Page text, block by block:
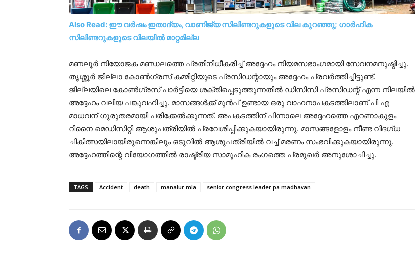
Also Read: ഈ വർഷം ഇതാദ്യം, വാണിജ്യ സിലിണ്ടറുകളുടെ വില കുറഞ്ഞു; ഗാര്‍ഹിക
സിലിണ്ടറുകളുടെ വിലയിൽ മാറ്റമില്ല
മണലൂർ നിയോജക മണ്ഡലത്തെ പ്രതിനിധീകരിച്ച് അദ്ദേഹം നിയമസഭാംഗമായി സേവനമനുഷ്ഠിച്ചു.
തൃശ്ശൂർ ജില്ലാ കോൺഗ്രസ് കമ്മിറ്റിയുടെ പ്രസിഡന്റായും അദ്ദേഹം പ്രവർത്തിച്ചിട്ടുണ്ട്.
ജില്ലയിലെ കോൺഗ്രസ് പാർട്ടിയെ ശക്തിപ്പെടുത്തുന്നതിൽ ഡിസിസി പ്രസിഡന്റ് എന്ന നിലയിൽ
അദ്ദേഹം വലിയ പങ്കുവഹിച്ചു. മാസങ്ങൾക്ക് മുൻപ് ഉണ്ടായ ഒരു വാഹനാപകടത്തിലാണ് പി എ
മാധവന് ഗുരുതരമായി പരിക്കേൽക്കുന്നത്. അപകടത്തിന് പിന്നാലെ അദ്ദേഹത്തെ എറണാകുളം
റിനൈ മെഡിസിറ്റി ആശുപത്രിയിൽ പ്രവേശിപ്പിക്കുകയായിരുന്നു. മാസങ്ങളോളം നീണ്ട വിദഗ്ധ
ചികിത്സയിലായിരുന്നെങ്കിലും ഒടുവിൽ ആശുപത്രിയിൽ വച്ച് മരണം സംഭവിക്കുകയായിരുന്നു.
അദ്ദേഹത്തിന്റെ വിയോഗത്തിൽ രാഷ്ട്രീയ സാമൂഹിക രംഗത്തെ പ്രമുഖർ അനുശോചിച്ചു.
TAGS Accident death manalur mla senior congress leader pa madhavan